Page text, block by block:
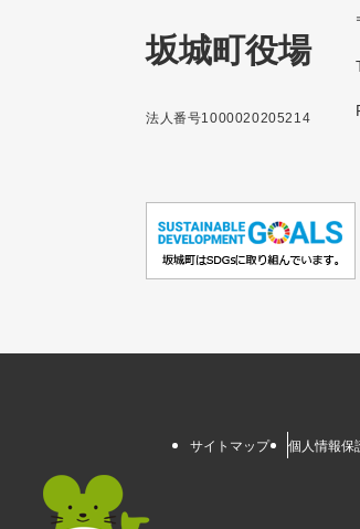
坂城町役場
法人番号1000020205214
サイトマップ 個人情報保